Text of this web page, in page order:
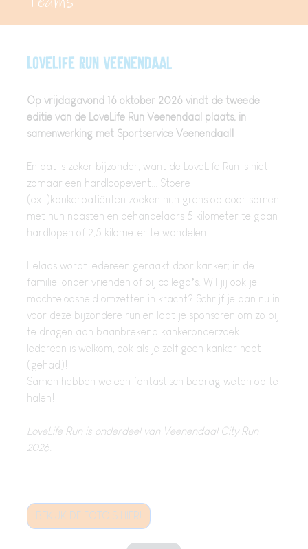
LoveLife Run Veenendaal
Op vrijdagavond 16 oktober 2026 vindt de tweede
editie van de LoveLife Run Veenendaal plaats, in
samenwerking met Sportservice Veenendaal!
En dat is zeker bijzonder, want de LoveLife Run is niet
zomaar een hardloopevent... Stoere
(ex-)kankerpatiënten zoeken hun grens op door samen
met hun naasten en behandelaars 5 kilometer te gaan
hardlopen of 2,5 kilometer te wandelen.
Helaas wordt iedereen geraakt door kanker; in de
familie, onder vrienden of bij collega’s. Wil jij ook je
machteloosheid omzetten in kracht? Schrijf je dan nu in
voor deze bijzondere run en laat je sponsoren om zo bij
te dragen aan baanbrekend kankeronderzoek.
Iedereen is welkom, ook als je zelf geen kanker hebt
(gehad)!
Samen hebben we een fantastisch bedrag weten op te
halen!
LoveLife Run is onderdeel van Veenendaal City Run
2026.
BEKIJK DE FOTO'S HIER!